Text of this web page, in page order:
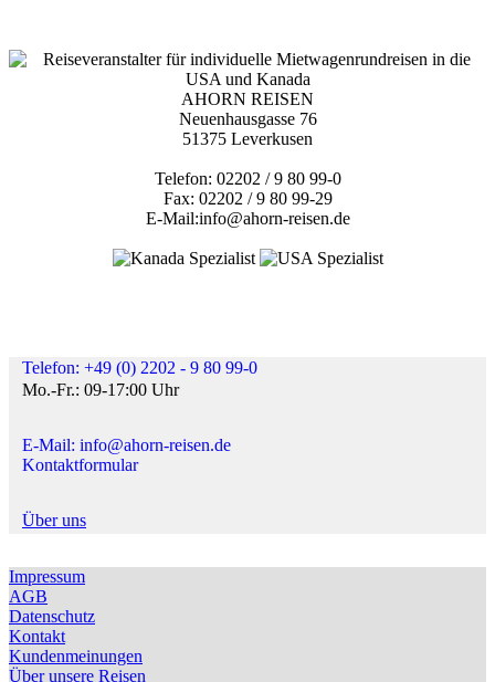
AHORN REISEN
Neuenhausgasse 76
51375 Leverkusen
Telefon: 02202 / 9 80 99-0
Fax: 02202 / 9 80 99-29
E-Mail:info@ahorn-reisen.de
Telefon: +49 (0) 2202 - 9 80 99-0
Mo.-Fr.: 09-17:00 Uhr
E-Mail: info@ahorn-reisen.de
Kontaktformular
Über uns
Impressum
AGB
Datenschutz
Kontakt
Kundenmeinungen
Über unsere Reisen